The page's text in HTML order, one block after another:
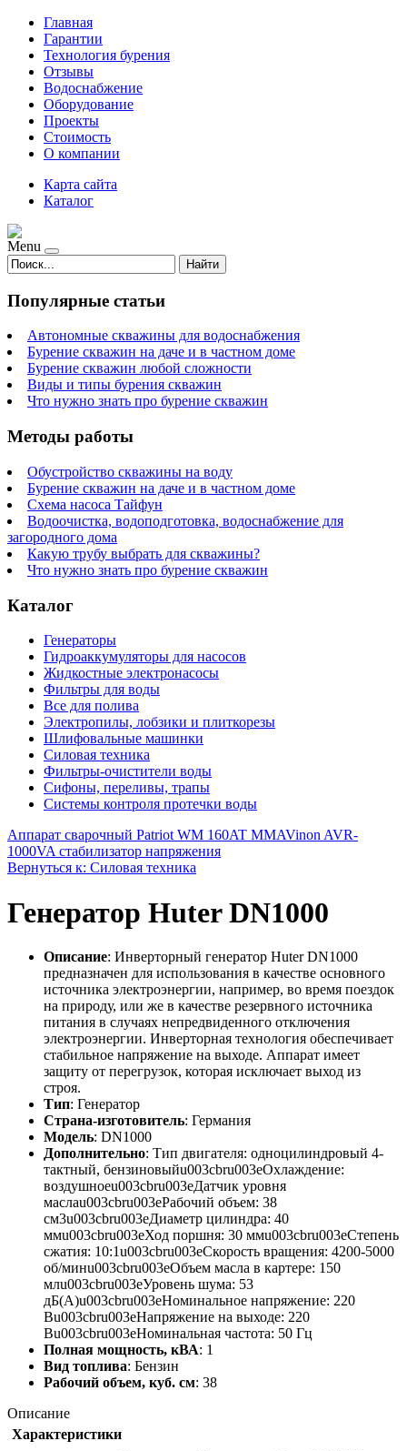
Главная
Гарантии
Технология бурения
Отзывы
Водоснабжение
Оборудование
Проекты
Стоимость
О компании
Карта сайта
Каталог
Menu
Найти
Популярные статьи
Автономные скважины для водоснабжения
Бурение скважин на даче и в частном доме
Бурение скважин любой сложности
Виды и типы бурения скважин
Что нужно знать про бурение скважин
Методы работы
Обустройство скважины на воду
Бурение скважин на даче и в частном доме
Схема насоса Тайфун
Водоочистка, водоподготовка, водоснабжение для
загородного дома
Какую трубу выбрать для скважины?
Что нужно знать про бурение скважин
Каталог
Генераторы
Гидроаккумуляторы для насосов
Жидкостные электронасосы
Фильтры для воды
Все для полива
Электропилы, лобзики и плиткорезы
Шлифовальные машинки
Силовая техника
Фильтры-очистители воды
Сифоны, переливы, трапы
Системы контроля протечки воды
Аппарат сварочный Patriot WM 160AT MMAVinon AVR-
1000VA стабилизатор напряжения
Вернуться к: Силовая техника
Генератор Huter DN1000
Описание: Инверторный генератор Huter DN1000
предназначен для использования в качестве основного
источника электроэнергии, например, во время поездок
на природу, или же в качестве резервного источника
питания в случаях непредвиденного отключения
электроэнергии. Инверторная технология обеспечивает
стабильное напряжение на выходе. Аппарат имеет
защиту от перегрузок, которая исключает выход из
строя.
Тип: Генератор
Страна-изготовитель: Германия
Модель: DN1000
Дополнительно: Тип двигателя: одноцилиндровый 4-
тактный, бензиновыйu003cbru003eОхлаждение:
воздушноеu003cbru003eДатчик уровня
маслаu003cbru003eРабочий объем: 38
см3u003cbru003eДиаметр цилиндра: 40
ммu003cbru003eХод поршня: 30 ммu003cbru003eСтепень
сжатия: 10:1u003cbru003eСкорость вращения: 4200-5000
об/минu003cbru003eОбъем масла в картере: 150
млu003cbru003eУровень шума: 53
дБ(А)u003cbru003eНоминальное напряжение: 220
Вu003cbru003eНапряжение на выходе: 220
Вu003cbru003eНоминальная частота: 50 Гц
Полная мощность, кВА: 1
Вид топлива: Бензин
Рабочий объем, куб. см: 38
Описание
Характеристики